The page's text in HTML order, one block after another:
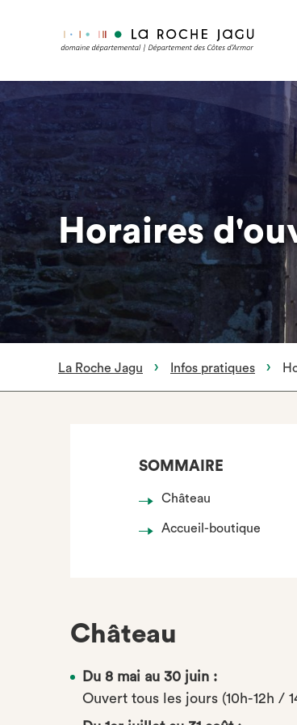
contenu
Horaires
La Roche Jagu Infos pratiques
SOMMAIRE
Château
Accueil-boutique
Château
Du 8 mai au 30 juin :
Ouvert tous les jours (10h-12h /